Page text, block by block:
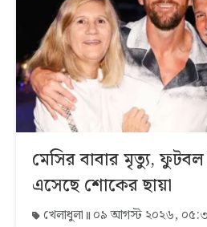
মেসির বাবার মৃত্যু, ফুটবল
এসেছে শোকের ছায়া
খেলাধুলা ০৯ আগস্ট ২০২৬,